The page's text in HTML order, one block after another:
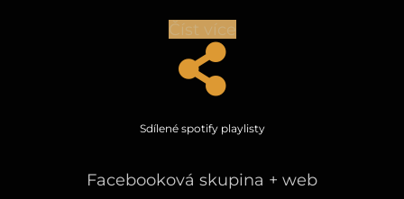
Číst více
Sdílené spotify playlisty
Facebooková skupina + web